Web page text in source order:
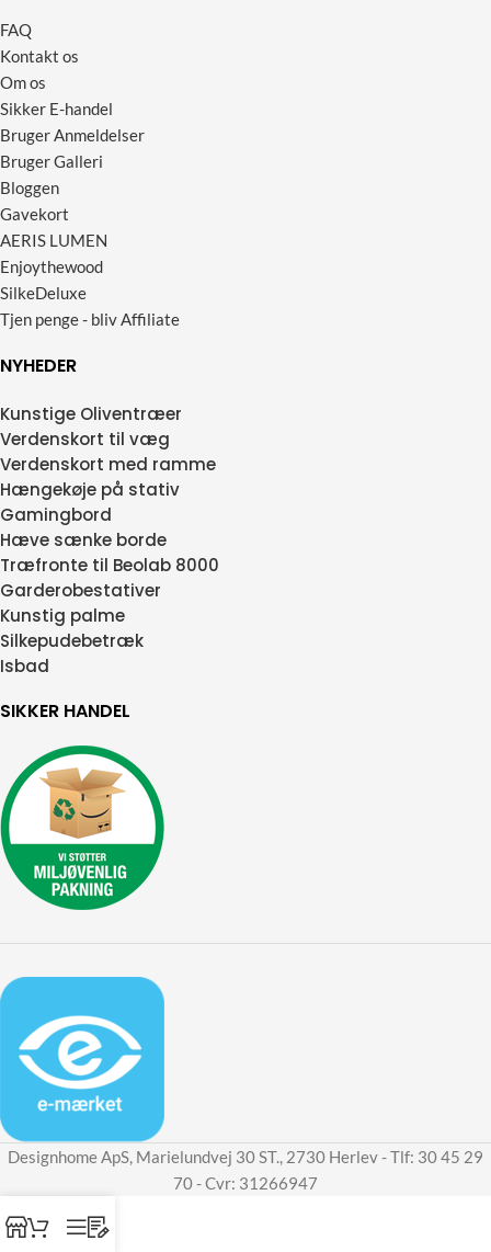
FAQ
Kontakt os
Om os
Sikker E-handel
Bruger Anmeldelser
Bruger Galleri
Bloggen
Gavekort
AERIS LUMEN
Enjoythewood
SilkeDeluxe
Tjen penge - bliv Affiliate
NYHEDER
Kunstige Oliventræer
Verdenskort til væg
Verdenskort med ramme
Hængekøje på stativ
Gamingbord
Hæve sænke borde
Træfronte til Beolab 8000
Garderobestativer
Kunstig palme
Silkepudebetræk
Isbad
SIKKER HANDEL
Designhome ApS, Marielundvej 30 ST., 2730 Herlev - Tlf: 30 45 29
70 - Cvr: 31266947